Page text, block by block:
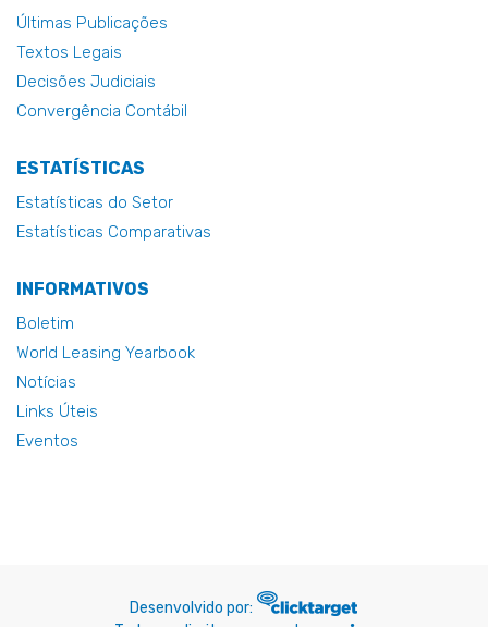
Últimas Publicações
Textos Legais
Decisões Judiciais
Convergência Contábil
ESTATÍSTICAS
Estatísticas do Setor
Estatísticas Comparativas
INFORMATIVOS
Boletim
World Leasing Yearbook
Notícias
Links Úteis
Eventos
Desenvolvido por: